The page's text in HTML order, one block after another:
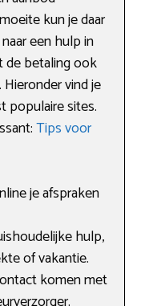
kun je daar
een hulp in
de betaling ook
vind je
populaire sites.
Tips voor
je afspraken
hulp,
of vakantie.
komen met